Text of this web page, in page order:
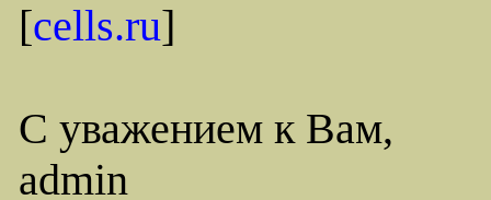
[cells.ru]
С уважением к Вам,
admin